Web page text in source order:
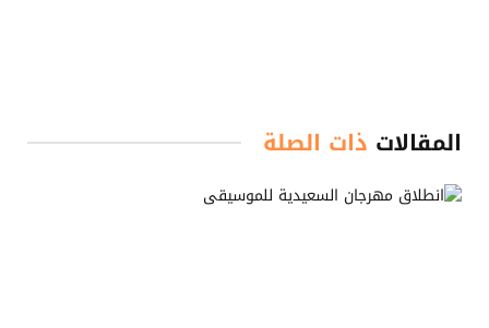
المقالات ذات الصلة